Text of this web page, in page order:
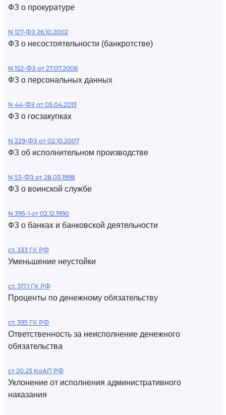
ФЗ о прокуратуре
N 127-ФЗ 26.10.2002
ФЗ о несостоятельности (банкротстве)
N 152-ФЗ от 27.07.2006
ФЗ о персональных данных
N 44-ФЗ от 05.04.2013
ФЗ о госзакупках
N 229-ФЗ от 02.10.2007
ФЗ об исполнительном производстве
N 53-ФЗ от 28.03.1998
ФЗ о воинской службе
N 395-1 от 02.12.1990
ФЗ о банках и банковской деятельности
ст. 333 ГК РФ
Уменьшение неустойки
ст. 317.1 ГК РФ
Проценты по денежному обязательству
ст. 395 ГК РФ
Ответственность за неисполнение денежного
обязательства
ст 20.25 КоАП РФ
Уклонение от исполнения административного
наказания